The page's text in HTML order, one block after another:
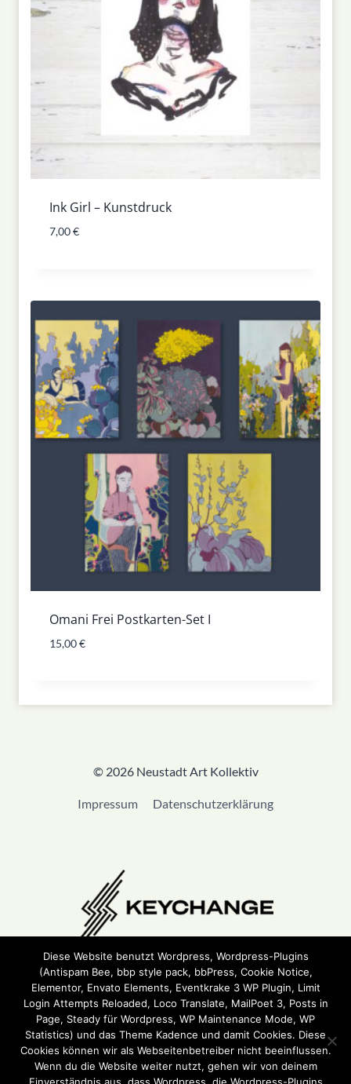
Ink Girl – Kunstdruck
7,00€
Omani Frei Postkarten-Set I
15,00€
© 2026 Neustadt Art Kollektiv
Impressum Datenschutzerklärung
Wir sind Teil vonKeychange und haben einePledge
unterzeichnet.
Diese Website benutzt Wordpress, Wordpress-Plugins
(Antispam Bee, bbp style pack, bbPress, Cookie Notice,
Elementor, Envato Elements, Eventkrake 3 WP Plugin, Limit
Login Attempts Reloaded, Loco Translate, MailPoet 3, Posts in
Page, Steady für Wordpress, WP Maintenance Mode, WP
Statistics) und das Theme Kadence und damit Cookies. Diese
Cookies können wir als Webseitenbetreiber nicht beeinflussen.
Wenn du die Website weiter nutzt, gehen wir von deinem